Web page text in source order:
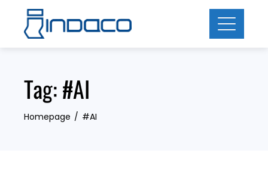
content
Tag:#AI
Homepage #AI